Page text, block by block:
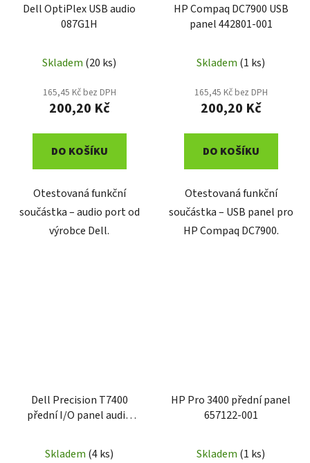
Dell OptiPlex USB audio
087G1H
Skladem (20 ks)
165,45 Kč bez DPH
200,20 Kč
DO KOŠÍKU
Otestovaná funkční
součástka – audio port od
výrobce Dell.
HP Compaq DC7900 USB
panel 442801-001
Skladem (1 ks)
165,45 Kč bez DPH
200,20 Kč
DO KOŠÍKU
Otestovaná funkční
součástka – USB panel pro
HP Compaq DC7900.
Dell Precision T7400
přední I/O panel audio
Skladem (4 ks)
HP Pro 3400 přední panel
657122-001
Skladem (1 ks)